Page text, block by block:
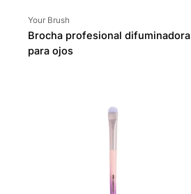
Proveedor:
Your Brush
Brocha profesional difuminadora
para ojos